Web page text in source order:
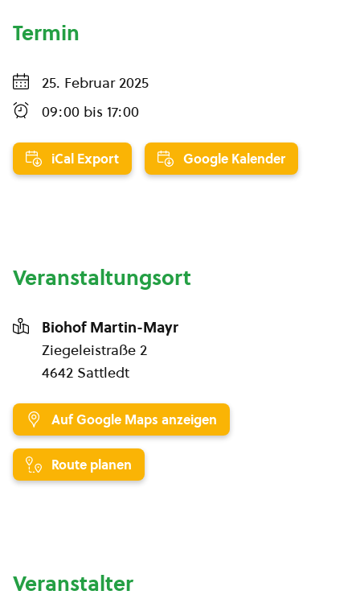
Termin
25. Februar 2025
09:00 bis 17:00
iCal Export Google Kalender
Veranstaltungsort
Biohof Martin-Mayr
Ziegeleistraße 2
4642 Sattledt
Auf Google Maps anzeigen
Route planen
Veranstalter